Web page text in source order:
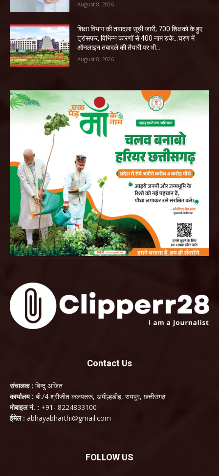
August 8, 2026
शिक्षा विभाग की तबादला सूची जारी, 700 शिक्षको के हुए
ट्रांसफर, विभिन्न कारणों से 400 नाम रुके…चरण में
ऑनलाइन तबादले की तैयारी पर भी...
August 8, 2026
Contact Us
संचालक : बिन्दु अजित
कार्यालय : बी./4 श्रीजीत कलपतरू, अमील्हडीह, रायपुर, छत्तीसगढ़
मोबाइल नं. : +91- 8224833100
ईमेल : abhayabharthi@gmail.com
FOLLOW US